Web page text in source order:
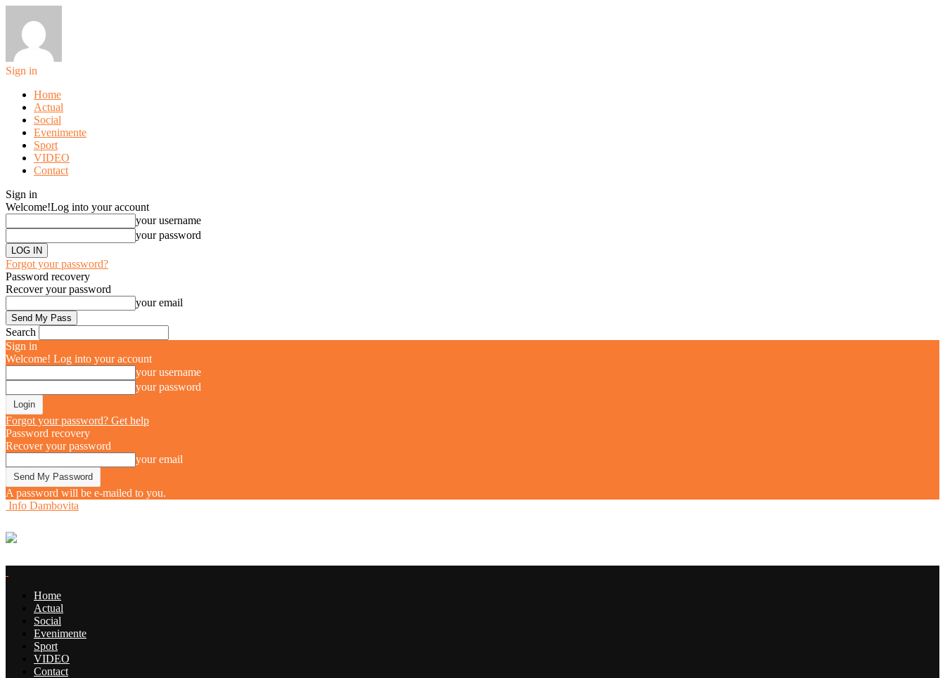
Sign in
Home
Actual
Social
Evenimente
Sport
VIDEO
Contact
Sign in
Welcome!Log into your account
your username
your password
Forgot your password?
Password recovery
Recover your password
your email
Search
Sign in
Welcome! Log into your account
your username
your password
Forgot your password? Get help
Password recovery
Recover your password
your email
A password will be e-mailed to you.
Info Dambovita
Home
Actual
Social
Evenimente
Sport
VIDEO
Contact